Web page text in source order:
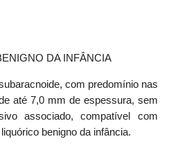
DA INFÂNCIA
com predomínio nas
até 7,0 mm de espessura, sem
associado, compatível com
benigno da infância.